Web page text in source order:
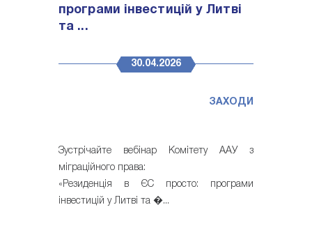
програми інвестицій у Литві
та ...
30.04.2026
ЗАХОДИ
Зустрічайте вебінар Комітету ААУ з
міграційного права:
«Резиденція в ЄС просто: програми
інвестицій у Литві та �...